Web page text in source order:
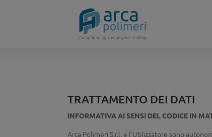
TRATTAMENTO DEI DATI
INFORMATIVA AI SENSI DEL CODICE IN
Arca Polimeri S.r.l. e l’Utilizzatore sono